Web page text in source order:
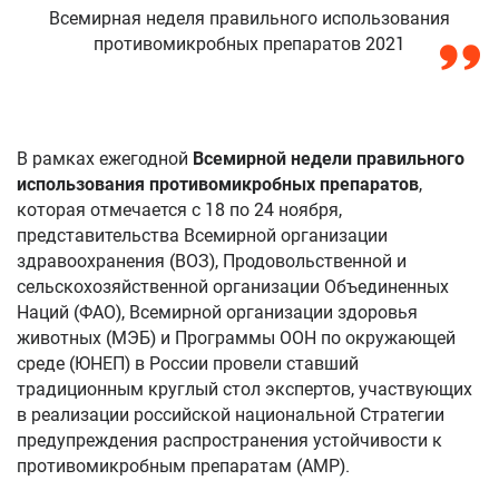
Всемирная неделя правильного использования
противомикробных препаратов 2021
В рамках ежегодной Всемирной недели правильного
использования противомикробных препаратов,
которая отмечается с 18 по 24 ноября,
представительства Всемирной организации
здравоохранения (ВОЗ), Продовольственной и
сельскохозяйственной организации Объединенных
Наций (ФАО), Всемирной организации здоровья
животных (МЭБ) и Программы ООН по окружающей
среде (ЮНЕП) в России провели ставший
традиционным круглый стол экспертов, участвующих
в реализации российской национальной Стратегии
предупреждения распространения устойчивости к
противомикробным препаратам (АМР).